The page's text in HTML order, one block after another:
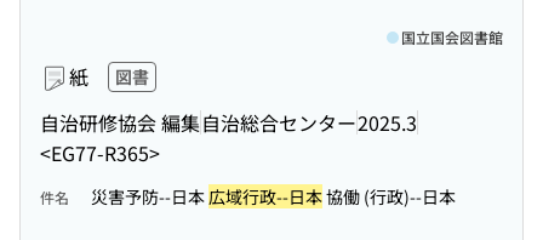
紙 図書
自治研修協会 編集自治総合センター2025.3
<EG77-R365>
国立国会図書館
件名 災害予防--日本広域行政--日本協働 (行政)--日本